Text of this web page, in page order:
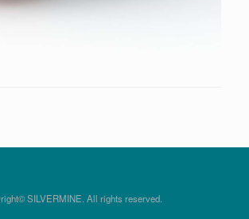
SILVERMINE. All rights reserved.